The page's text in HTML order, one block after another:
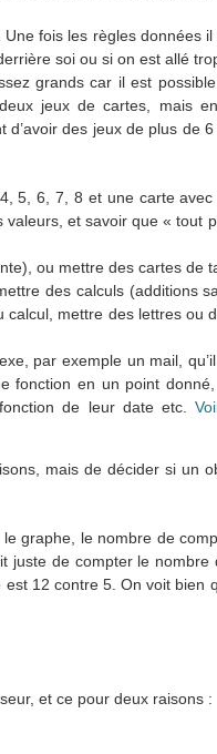
fois les règles données
soi ou si on est allé
grands car il est
jeux de cartes, mais
des jeux de plus de
5, 6, 7, 8 et une carte
et savoir que « tout
ou mettre des cartes de
des calculs (additions
mettre des lettres ou
par exemple un mail,
fonction en un point
de leur date etc.
mais de décider si un
graphe, le nombre de
juste de compter le
12 contre 5. On voit bien
et ce pour deux raisons :